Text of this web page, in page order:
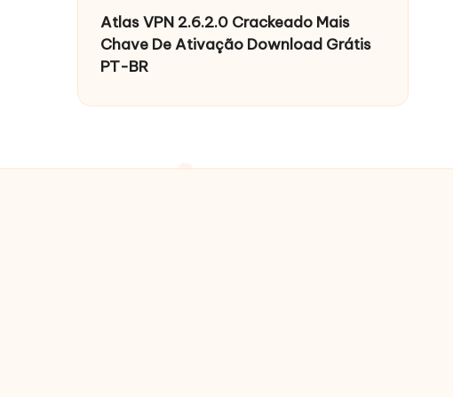
Atlas VPN 2.6.2.0 Crackeado Mais
Chave De Ativação Download Grátis
PT-BR